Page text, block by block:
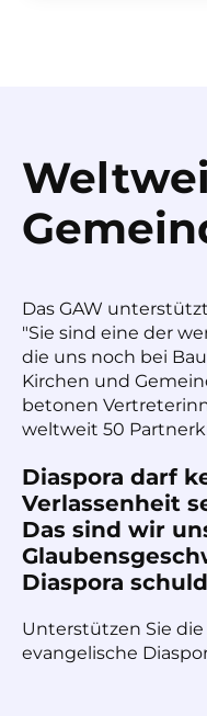
Das GAW
"Sie sind eine der
die uns noch bei
Kirchen und
betonen
weltweit 50
Diaspora darf
Verlassenheit
Das sind wir
Diaspora
Unterstützen Sie die
evangelische